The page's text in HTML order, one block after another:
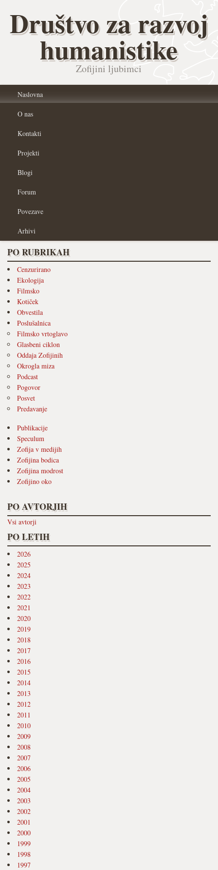
Društvo za razvoj
humanistike
Zofijini ljubimci
Naslovna
O nas
Kontakti
Projekti
Blogi
Forum
Povezave
Arhivi
PO RUBRIKAH
Cenzurirano
Ekologija
Filmsko
Kotiček
Obvestila
Poslušalnica
Filmsko vrtoglavo
Glasbeni ciklon
Oddaja Zofijinih
Okrogla miza
Podcast
Pogovor
Posvet
Predavanje
Publikacije
Speculum
Zofija v medijih
Zofijina bodica
Zofijina modrost
Zofijino oko
PO AVTORJIH
Vsi avtorji
PO LETIH
2026
2025
2024
2023
2022
2021
2020
2019
2018
2017
2016
2015
2014
2013
2012
2011
2010
2009
2008
2007
2006
2005
2004
2003
2002
2001
2000
1999
1998
1997